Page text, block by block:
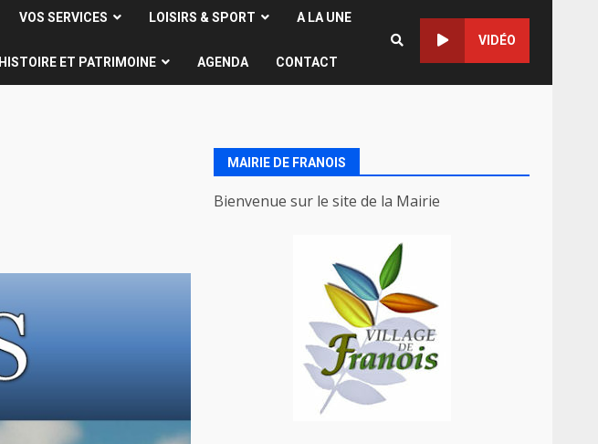
VOS SERVICES LOISIRS & SPORT A LA UNE
HISTOIRE ET PATRIMOINE AGENDA CONTACT
VIDÉO
MAIRIE DE FRANOIS
Bienvenue sur le site de la Mairie